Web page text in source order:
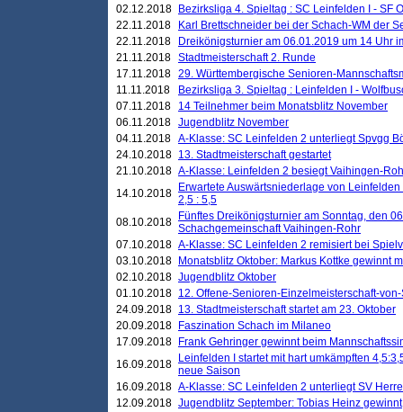
02.12.2018
Bezirksliga 4. Spieltag : SC Leinfelden I - SF
22.11.2018
Karl Brettschneider bei der Schach-WM der
22.11.2018
Dreikönigsturnier am 06.01.2019 um 14 Uhr
21.11.2018 Stadtmeisterschaft 2. Runde
17.11.2018 29. Württembergische Senioren-
11.11.2018
Bezirksliga 3. Spieltag : Leinfelden I -
07.11.2018
14 Teilnehmer beim Monatsblitz November
06.11.2018 Jugendblitz November
04.11.2018 A-Klasse: SC Leinfelden 2 unterliegt Spvgg
24.10.2018 13. Stadtmeisterschaft gestartet
21.10.2018 A-Klasse: Leinfelden 2 besiegt Vaihingen-
14.10.2018
Erwartete Auswärtsniederlage von
2,5 : 5,5
08.10.2018
Fünftes Dreikönigsturnier am Sonntag, den
Schachgemeinschaft Vaihingen-Rohr
07.10.2018 A-Klasse: SC Leinfelden 2 remisiert bei
03.10.2018
Monatsblitz Oktober: Markus Kottke gewinnt
02.10.2018 Jugendblitz Oktober
01.10.2018 12. Offene-Senioren-Einzelmeisterschaft-
24.09.2018 13. Stadtmeisterschaft startet am 23. Oktober
20.09.2018
Faszination Schach im Milaneo
17.09.2018
Frank Gehringer gewinnt beim
16.09.2018
Leinfelden I startet mit hart umkämpften
neue Saison
16.09.2018 A-Klasse: SC Leinfelden 2 unterliegt SV
12.09.2018 Jugendblitz September: Tobias Heinz gewinnt